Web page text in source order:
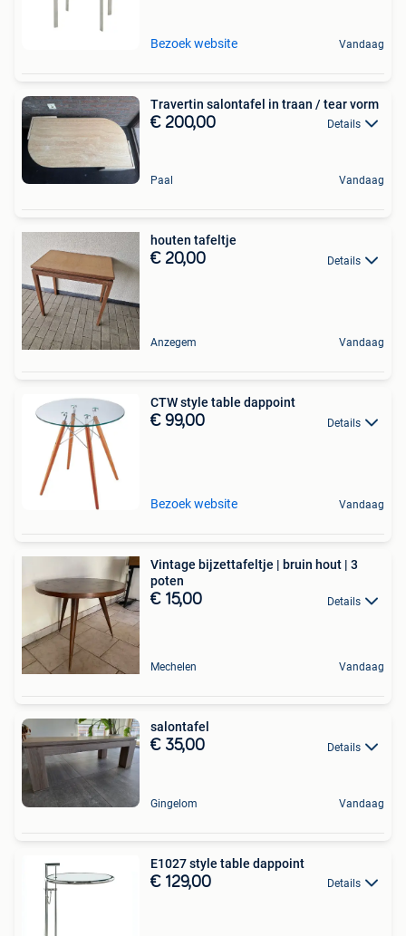
Bezoek website Vandaag
Travertin salontafel in traan / tear vorm
€ 200,00 Details
Paal Vandaag
houten tafeltje
€ 20,00 Details
Anzegem Vandaag
CTW style table dappoint
€ 99,00 Details
Bezoek website Vandaag
Vintage bijzettafeltje | bruin hout | 3
poten
€ 15,00 Details
Mechelen Vandaag
salontafel
€ 35,00 Details
Gingelom Vandaag
E1027 style table dappoint
€ 129,00 Details